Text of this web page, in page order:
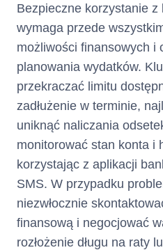
Całkowita
kwota do
zapłaty przez
konsumenta :
Bezpieczne korzystanie z
wymaga przede
możliwości finansowych i
planowania wydatków.
przekraczać limitu
zadłużenie w terminie,
uniknąć naliczania
monitorować stan konta i
korzystając z aplikacji
SMS. W przypadku
niezwłocznie
finansową i negocjować
rozłożenie długu na raty